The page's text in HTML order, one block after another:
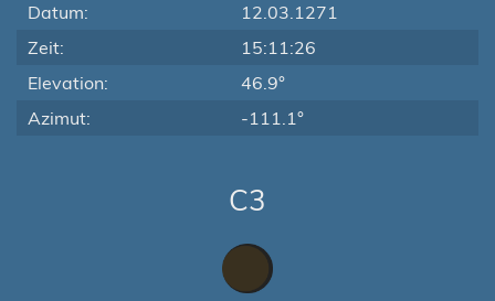
Datum:
12.03.1271
Zeit:
15:11:26
Elevation:
46.9°
Azimut:
-111.1°
C3